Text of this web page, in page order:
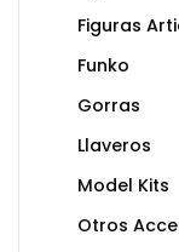
Figuras
Funko
Gorras
Llaveros
Model Kits
Otros